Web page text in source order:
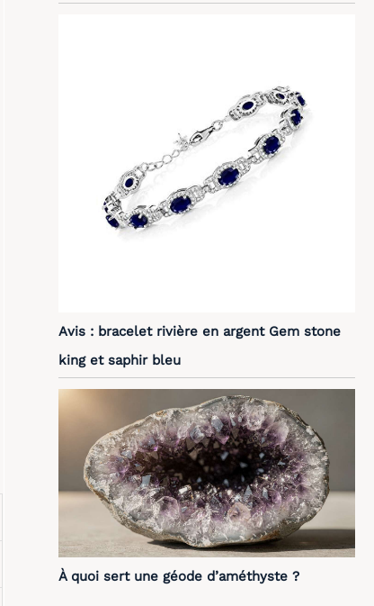
Avis : bracelet rivière en argent Gem stone
king et saphir bleu
À quoi sert une géode d’améthyste ?